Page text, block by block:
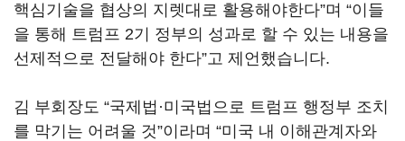
핵심기술을 협상의 지렛대로 활용해야한다”며 “이들
을 통해 트럼프 2기 정부의 성과로 할 수 있는 내용을
선제적으로 전달해야 한다”고 제언했습니다.
김 부회장도 “국제법·미국법으로 트럼프 행정부 조치
를 막기는 어려울 것”이라며 “미국 내 이해관계자와